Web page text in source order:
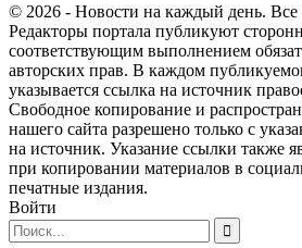
© 2026 - Новости на каждый день.
Редакторы портала публикуют
соответствующим выполнением
авторских прав. В каждом
указывается ссылка на источник
Свободное копирование и
нашего сайта разрешено только с
на источник. Указание ссылки также
при копировании материалов в
печатные издания.
Войти